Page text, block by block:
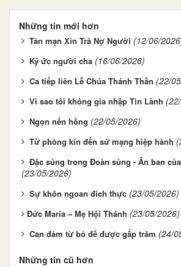
Những tin mới hơn
Tản mạn Xin Trả Nợ Người (12/06/
Ký ức người cha (16/06/2026)
Ca tiếp liên Lễ Chúa Thánh Thần (22/
Vì sao tôi không gia nhập Tin Lành
Ngọn nến hồng (22/05/2026)
Từ phòng kín đến sứ mạng hiệp hành
Đặc sủng trong Đoàn sủng - Ân ban
(23/05/2026)
Sự khôn ngoan đích thực (23/05/2026)
​​​​​​​Đức Maria – Mẹ Hội Thánh (23/05/2026)
Can đảm từ bỏ để được gấp trăm (24/
Những tin cũ hơn